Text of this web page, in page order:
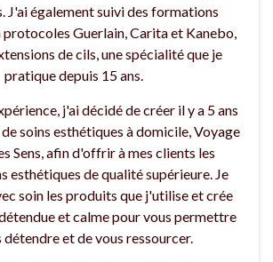
J'ai également suivi des formations
protocoles Guerlain, Carita et Kanebo,
de cils, une spécialité que je
pratique depuis 15 ans.
j'ai décidé de créer il y a 5 ans
soins esthétiques à domicile, Voyage
Sens, afin d'offrir à mes clients les
esthétiques de qualité supérieure. Je
soin les produits que j'utilise et crée
et calme pour vous permettre
détendre et de vous ressourcer.